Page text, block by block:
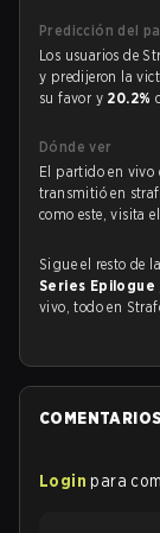
Predicción del
Los usuarios de
y predijeron la
su favor y 20.2%
Dónde ver
El partido en vivo
transmitió en
como este, visita el
Sigue el resto de
Series Epilogue
vivo, todo en
COMENTARIOS
Login para